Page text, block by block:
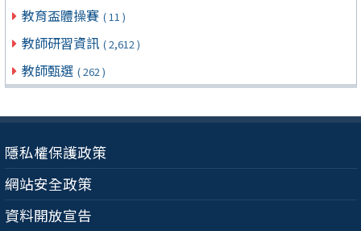
教育盃體操賽 ( 11 )
教師研習資訊 ( 2,612 )
教師甄選 ( 262 )
隱私權保護政策
網站安全政策
資料開放宣告